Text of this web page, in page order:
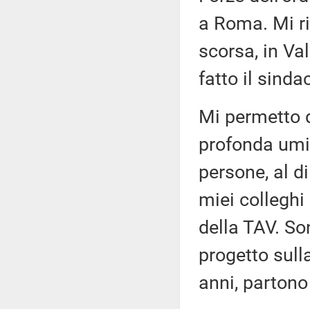
a Roma. Mi
scorsa, in
fatto il
Mi permetto
profonda
persone, al
miei colleghi
della TAV.
progetto
anni,